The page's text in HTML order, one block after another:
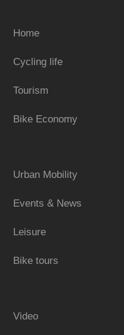
Home
Cycling life
Tourism
Bike Economy
Urban Mobility
Events & News
Leisure
Bike tours
Video